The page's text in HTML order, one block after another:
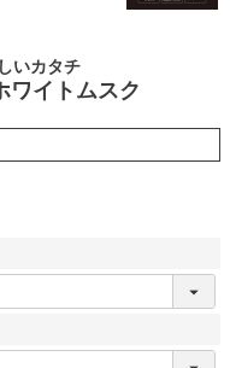
いカタチ
ワイトムスク